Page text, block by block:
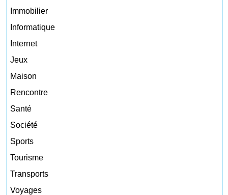
Immobilier
Informatique
Internet
Jeux
Maison
Rencontre
Santé
Société
Sports
Tourisme
Transports
Voyages